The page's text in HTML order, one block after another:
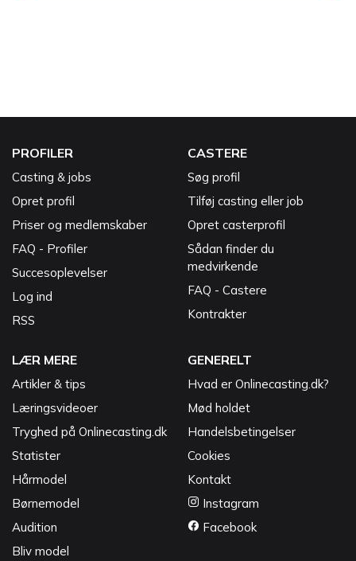
PROFILER
Casting & jobs
Opret profil
Priser og medlemskaber
FAQ - Profiler
Succesoplevelser
Log ind
RSS
CASTERE
Søg profil
Tilføj casting eller job
Opret casterprofil
Sådan finder du
medvirkende
FAQ - Castere
Kontrakter
LÆR MERE
Artikler & tips
Læringsvideoer
Tryghed på Onlinecasting.dk
Statister
Hårmodel
Børnemodel
Audition
Bliv model
GENERELT
Hvad er Onlinecasting.dk?
Mød holdet
Handelsbetingelser
Cookies
Kontakt
Instagram
Facebook